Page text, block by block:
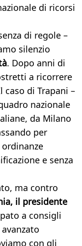
di ricorsi
di regole –
silenzio
. Dopo anni di
a ricorrere
di Trapani –
nazionale
da Milano
per
e senza
ma contro
il presidente
a consigli
con gli